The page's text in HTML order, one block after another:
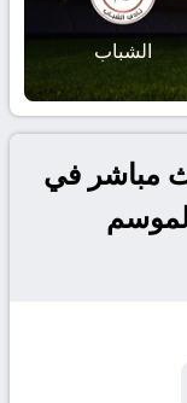
الشباب
مباشر في